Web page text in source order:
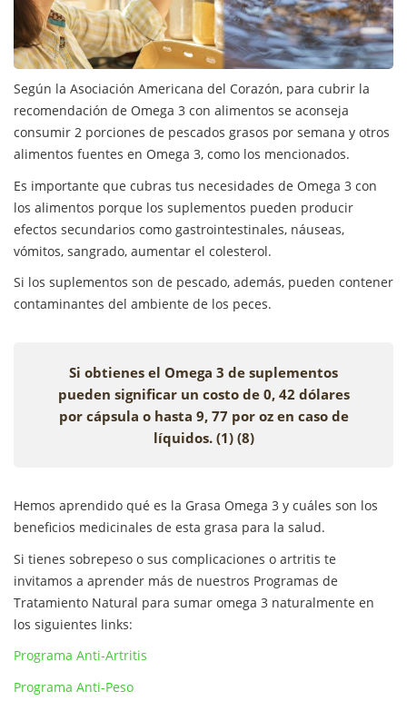
Según la Asociación Americana del Corazón, para cubrir la
recomendación de Omega 3 con alimentos se aconseja
consumir 2 porciones de pescados grasos por semana y otros
alimentos fuentes en Omega 3, como los mencionados.
Es importante que cubras tus necesidades de Omega 3 con
los alimentos porque los suplementos pueden producir
efectos secundarios como gastrointestinales, náuseas,
vómitos, sangrado, aumentar el colesterol.
Si los suplementos son de pescado, además, pueden contener
contaminantes del ambiente de los peces.
Si obtienes el Omega 3 de suplementos
pueden significar un costo de 0, 42 dólares
por cápsula o hasta 9, 77 por oz en caso de
líquidos. (1) (8)
Hemos aprendido qué es la Grasa Omega 3 y cuáles son los
beneficios medicinales de esta grasa para la salud.
Si tienes sobrepeso o sus complicaciones o artritis te
invitamos a aprender más de nuestros Programas de
Tratamiento Natural para sumar omega 3 naturalmente en
los siguientes links:
Programa Anti-Artritis
Programa Anti-Peso